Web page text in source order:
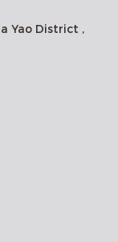
Yao District ,